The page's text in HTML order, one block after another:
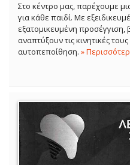
Στο κέντρο μας, παρέχουμε
για κάθε παιδί. Με
εξατομικευμένη προσέγγιση,
αναπτύξουν τις κινητικές
αυτοπεποίθηση. »